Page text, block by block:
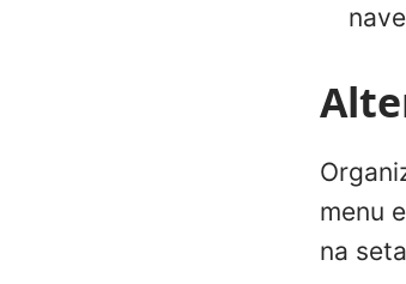
menu
na